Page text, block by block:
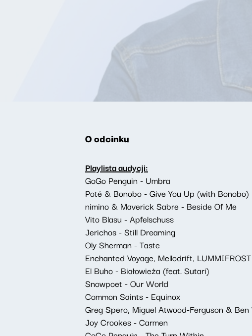
O odcinku
Playlista audycji:
GoGo Penguin - Umbra
Poté & Bonobo - Give You Up (with Bonobo)
nimino & Maverick Sabre - Beside Of Me
Vito Blasu - Apfelschuss
Jerichos - Still Dreaming
Oly Sherman - Taste
Enchanted Voyage, Mellodrift,
El Buho - Białowieża (feat. Sutari)
Snowpoet - Our World
Common Saints - Equinox
Greg Spero, Miguel Atwood-Ferguson &
Joy Crookes - Carmen